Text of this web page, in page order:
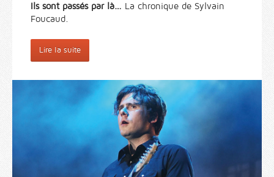
Ils sont passés par là… La chronique de Sylvain
Foucaud.
Lire la suite